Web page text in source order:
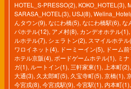
HOTEL_S-PRESSO(2), KOKO_HOTEL(3),
SARASA_HOTEL(3), USJ(8),
んタウン(9), なにわ橋(5), なにわ橋駅(6), な
パホテル(12), アメ村(8), カンデオホテル(1),
ルホテル(7), シェラトン(2), スマイルホテル
ワロイネット(4), ドーミーイン(5), ドーム
ホテル京阪(4), ボードゲームホテル(1), ミ
ガ(1), ルートイン(1), 三軒家東(1), 上本町(2),
大通(3), 久太郎町(5), 久宝寺町(5), 京橋(1),
今宮戎(8), 今宮戎駅(9), 今宮駅(1), 内本町(1),